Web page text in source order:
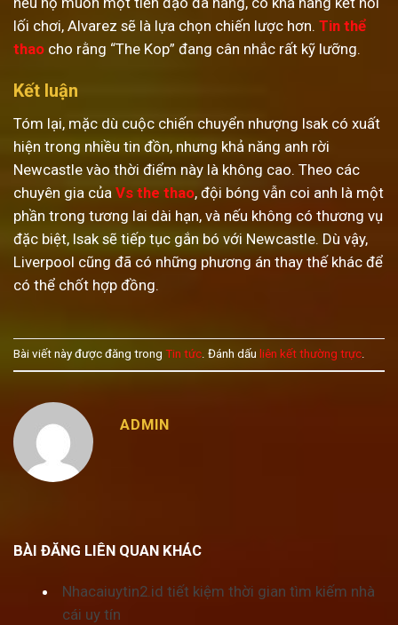
lối chơi, Alvarez sẽ là lựa chọn chiến lược hơn. Tin thể
thao cho rằng “The Kop” đang cân nhắc rất kỹ lưỡng.
Kết luận
Tóm lại, mặc dù cuộc chiến chuyển nhượng Isak có xuất
hiện trong nhiều tin đồn, nhưng khả năng anh rời
Newcastle vào thời điểm này là không cao. Theo các
chuyên gia của Vs the thao, đội bóng vẫn coi anh là một
phần trong tương lai dài hạn, và nếu không có thương vụ
đặc biệt, Isak sẽ tiếp tục gắn bó với Newcastle. Dù vậy,
Liverpool cũng đã có những phương án thay thế khác để
có thể chốt hợp đồng.
Bài viết này được đăng trong Tin tức. Đánh dấu liên kết thường trực.
ADMIN
BÀI ĐĂNG LIÊN QUAN KHÁC
Nhacaiuytin2.id tiết kiệm thời gian tìm kiếm nhà
cái uy tín